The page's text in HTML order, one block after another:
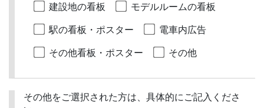
建設地の看板
モデルルームの看板
駅の看板・ポスター
電車内広告
その他看板・ポスター
その他
その他をご選択された方は、具体的にご記入くださ